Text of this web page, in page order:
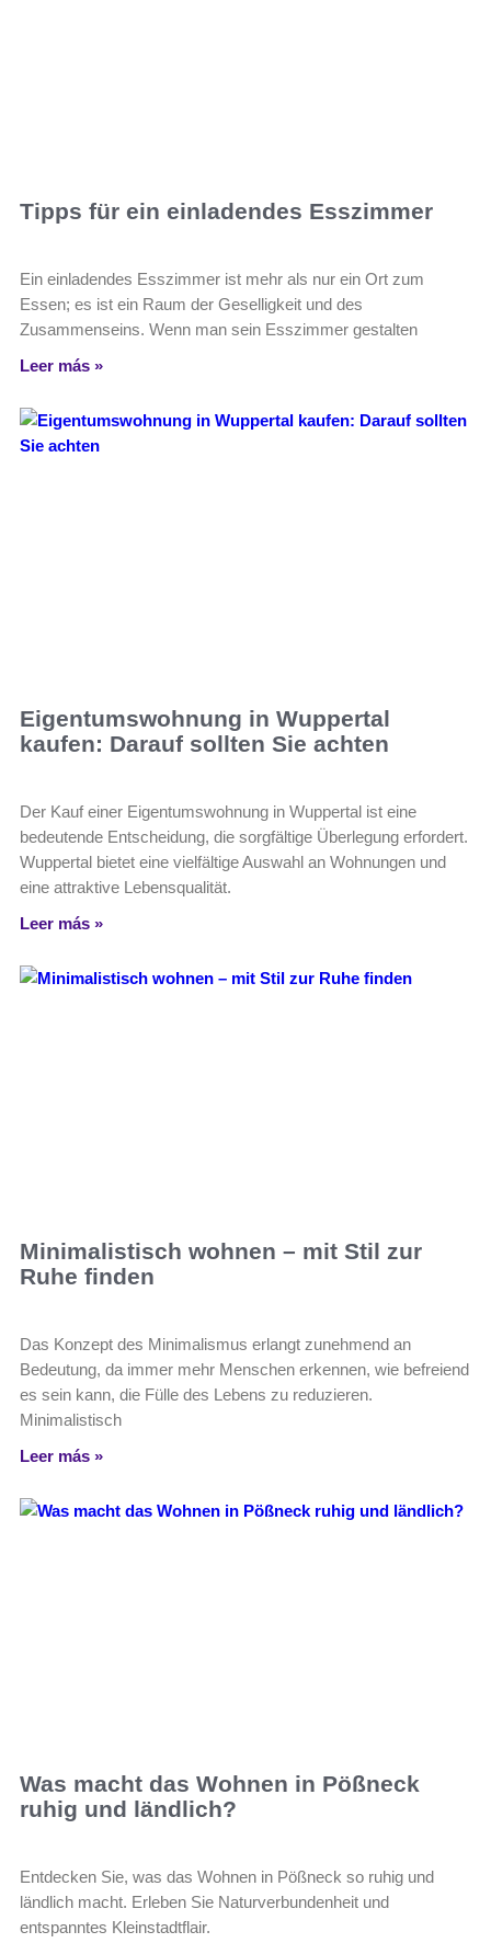
Tipps für ein einladendes Esszimmer
Ein einladendes Esszimmer ist mehr als nur ein Ort zum
Essen; es ist ein Raum der Geselligkeit und des
Zusammenseins. Wenn man sein Esszimmer gestalten
Leer más »
Eigentumswohnung in Wuppertal
kaufen: Darauf sollten Sie achten
Der Kauf einer Eigentumswohnung in Wuppertal ist eine
bedeutende Entscheidung, die sorgfältige Überlegung erfordert.
Wuppertal bietet eine vielfältige Auswahl an Wohnungen und
eine attraktive Lebensqualität.
Leer más »
Minimalistisch wohnen – mit Stil zur
Ruhe finden
Das Konzept des Minimalismus erlangt zunehmend an
Bedeutung, da immer mehr Menschen erkennen, wie befreiend
es sein kann, die Fülle des Lebens zu reduzieren.
Minimalistisch
Leer más »
Was macht das Wohnen in Pößneck
ruhig und ländlich?
Entdecken Sie, was das Wohnen in Pößneck so ruhig und
ländlich macht. Erleben Sie Naturverbundenheit und
entspanntes Kleinstadtflair.